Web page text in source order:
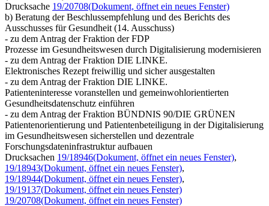
Drucksache 19/20708(Dokument, öffnet ein neues Fenster)
b) Beratung der Beschlussempfehlung und des Berichts des
Ausschusses für Gesundheit (14. Ausschuss)
- zu dem Antrag der Fraktion der FDP
Prozesse im Gesundheitswesen durch Digitalisierung modernisieren
- zu dem Antrag der Fraktion DIE LINKE.
Elektronisches Rezept freiwillig und sicher ausgestalten
- zu dem Antrag der Fraktion DIE LINKE.
Patienteninteresse voranstellen und gemeinwohlorientierten
Gesundheitsdatenschutz einführen
- zu dem Antrag der Fraktion BÜNDNIS 90/DIE GRÜNEN
Patientenorientierung und Patientenbeteiligung in der Digitalisierung
im Gesundheitswesen sicherstellen und dezentrale
Forschungsdateninfrastruktur aufbauen
Drucksachen 19/18946(Dokument, öffnet ein neues Fenster),
19/18943(Dokument, öffnet ein neues Fenster),
19/18944(Dokument, öffnet ein neues Fenster),
19/19137(Dokument, öffnet ein neues Fenster)
19/20708(Dokument, öffnet ein neues Fenster)